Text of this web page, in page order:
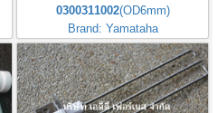
0300311002(OD6mm)
Brand: Yamataha
หัวจุ๊บสำหรับต่อกับหัวเทียนจุดไฟ